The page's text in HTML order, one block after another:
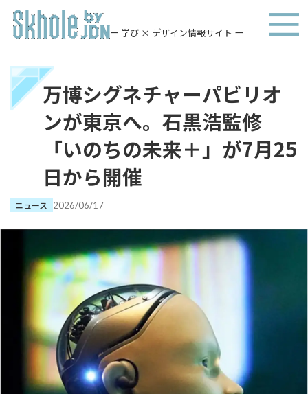
ー 学び × デザイン情報サイト ー
万博シグネチャーパビリオ
ンが東京へ。石黒浩監修
「いのちの未来＋」が7月25
日から開催
ニュース 2026/06/17